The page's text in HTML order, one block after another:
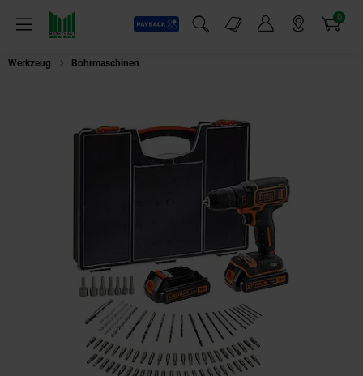
Menü
Payback
Suchfeld einblenden
Markt-Angebote 0
Artikel
Werkzeug Bohrmaschinen